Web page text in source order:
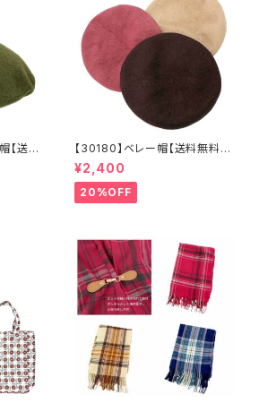
【送料
ー
レト
ル
【30180】ベレー帽【送料無料】
フレンチ ベーシック 無地
ベージュ パープル ブラウ
ン シンプル ハット 秋冬
ウールベレー バスクベレー
¥2,400
20%OFF